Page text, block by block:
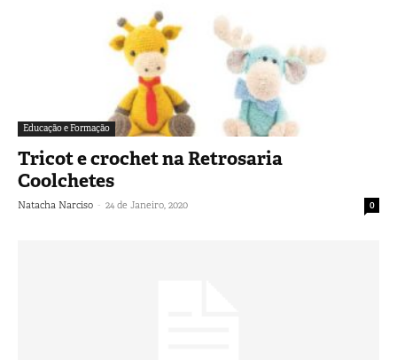
Educação e Formação
Tricot e crochet na Retrosaria
Coolchetes
Natacha Narciso - 24 de Janeiro, 2020 0